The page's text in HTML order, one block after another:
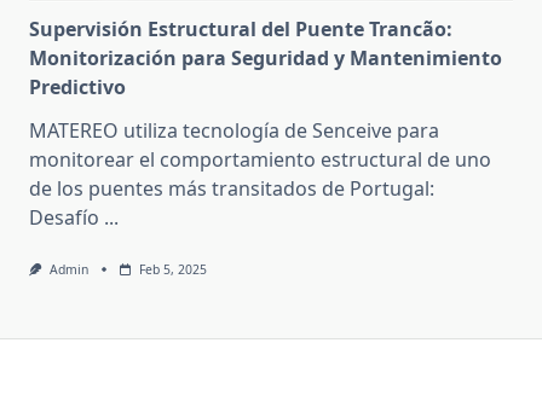
Supervisión Estructural del Puente Trancão:
Monitorización para Seguridad y Mantenimiento
Predictivo
MATEREO utiliza tecnología de Senceive para
monitorear el comportamiento estructural de uno
de los puentes más transitados de Portugal:
Desafío ...
Admin Feb 5, 2025